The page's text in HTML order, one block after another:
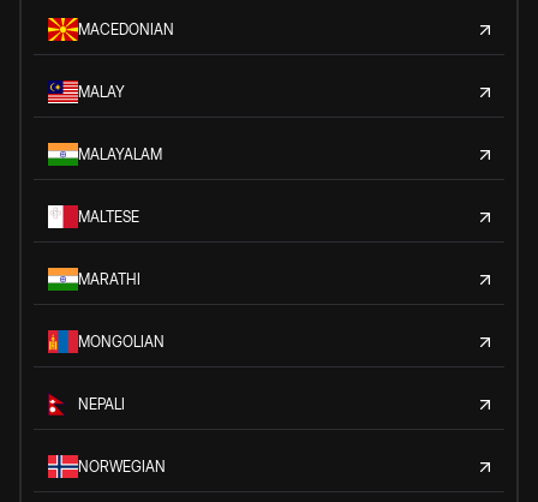
MACEDONIAN
MALAY
MALAYALAM
MALTESE
MARATHI
MONGOLIAN
NEPALI
NORWEGIAN